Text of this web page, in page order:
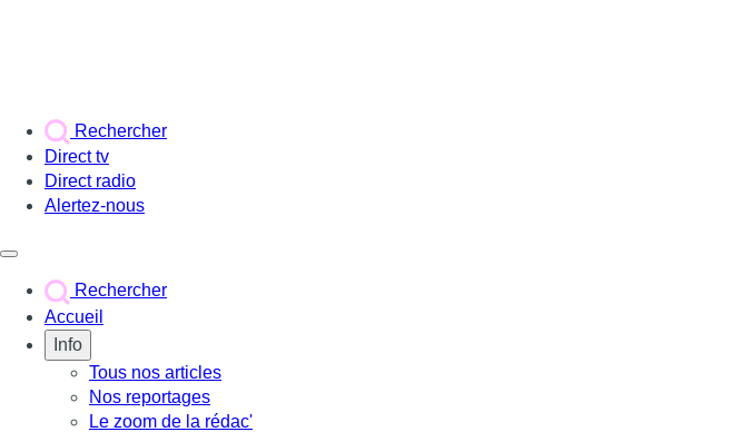
Rechercher
Direct tv
Direct radio
Alertez-nous
Rechercher
Accueil
Info
Tous nos articles
Nos reportages
Le zoom de la rédac'